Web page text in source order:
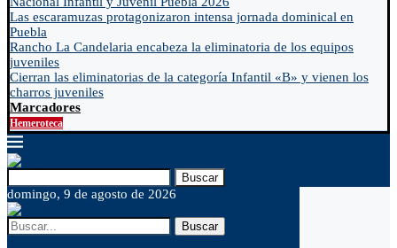
Las escaramuzas protagonizaron intensa jornada dominical en
Puebla
Rancho La Candelaria encabeza la eliminatoria de los equipos
juveniles
Cierran las eliminatorias de la categoría Infantil «B» y vienen los
charros juveniles
Marcadores
Hemeroteca
Buscar
domingo, 9 de agosto de 2026
Buscar